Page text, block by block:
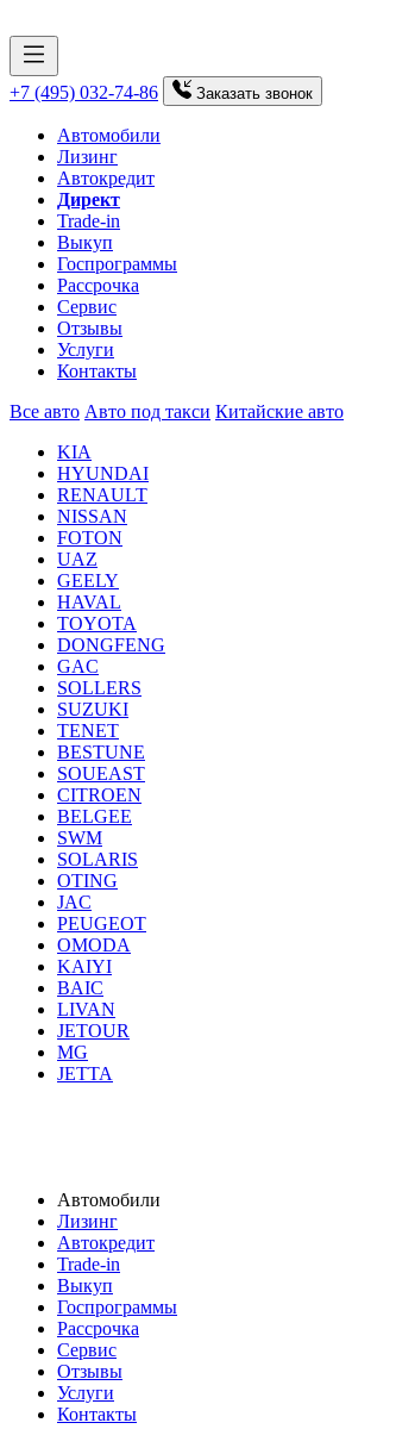
+7 (495) 032-74-86 Заказать звонок
Автомобили
Лизинг
Автокредит
Директ
Trade-in
Выкуп
Госпрограммы
Рассрочка
Сервис
Отзывы
Услуги
Контакты
Все авто Авто под такси Китайские авто
KIA
HYUNDAI
RENAULT
NISSAN
FOTON
UAZ
GEELY
HAVAL
TOYOTA
DONGFENG
GAC
SOLLERS
SUZUKI
TENET
BESTUNE
SOUEAST
CITROEN
BELGEE
SWM
SOLARIS
OTING
JAC
PEUGEOT
OMODA
KAIYI
BAIC
LIVAN
JETOUR
MG
JETTA
Автомобили
Лизинг
Автокредит
Trade-in
Выкуп
Госпрограммы
Рассрочка
Сервис
Отзывы
Услуги
Контакты